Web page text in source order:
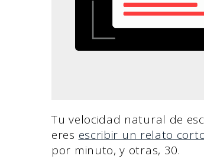
Tu velocidad natural de
eres escribir un relato
por minuto, y otras, 30.